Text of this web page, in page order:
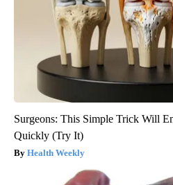
Surgeons: This Simple Trick Will
Quickly (Try It)
Health Weekly